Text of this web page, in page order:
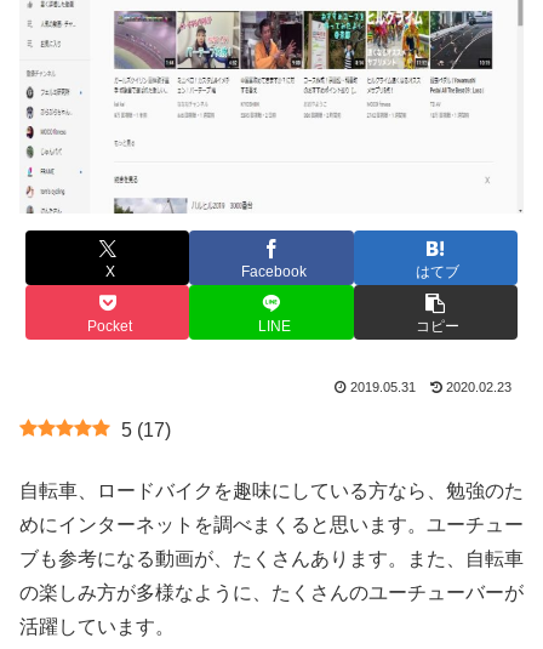
X Facebook はてブ
Pocket LINE コピー
2019.05.31 2020.02.23
5 (17)
自転車、ロードバイクを趣味にしている方なら、勉強のた
めにインターネットを調べまくると思います。ユーチュー
ブも参考になる動画が、たくさんあります。また、自転車
の楽しみ方が多様なように、たくさんのユーチューバーが
活躍しています。